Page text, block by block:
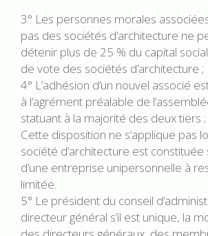
3° Les personnes morales
pas des sociétés d’architecture ne
détenir plus de 25 % du capital
de vote des sociétés d’architecture ;
4° L’adhésion d’un nouvel associé
à l’agrément préalable de
statuant à la majorité des deux tiers ;
Cette disposition ne s’applique pas
société d’architecture est
d’une entreprise unipersonnelle à
limitée.
5° Le président du conseil
directeur général s’il est unique, la